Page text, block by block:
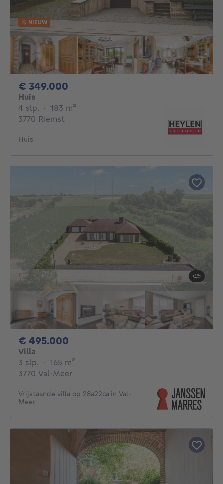
NIEUW
€ 349.000
Huis
4 slp. 4 slaapkamers
· 183 m²
3770 Riemst
Huis
€ 495.000
Villa
3 slp. 3 slaapkamers
· 165 m²
3770 Val-Meer
Vrijstaande villa op 28a22ca in Val-
Meer